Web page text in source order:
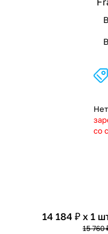
со
14 184 ₽ x 1
15 760